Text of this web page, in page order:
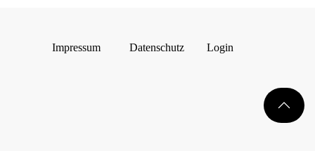
Impressum Datenschutz Login